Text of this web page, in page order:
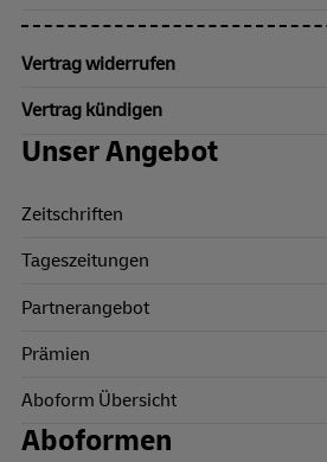
Vertrag widerrufen
Vertrag kündigen
Unser Angebot
Zeitschriften
Tageszeitungen
Partnerangebot
Prämien
Aboform Übersicht
Aboformen